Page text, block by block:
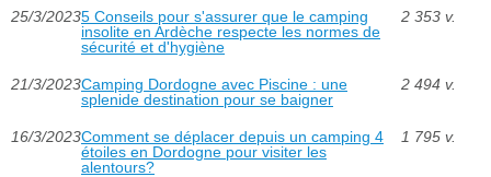
25/3/20235 Conseils pour s'assurer que le camping
insolite en Ardèche respecte les normes de
sécurité et d'hygiène
2 353 v.
21/3/2023Camping Dordogne avec Piscine : une
splenide destination pour se baigner
2 494 v.
16/3/2023Comment se déplacer depuis un camping 4
étoiles en Dordogne pour visiter les
alentours?
1 795 v.